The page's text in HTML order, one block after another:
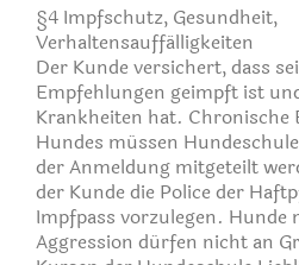
§4 Impfschutz, Gesundheit,
Verhaltensauffälligkeiten
Der Kunde versichert, dass
Empfehlungen geimpft ist
Krankheiten hat. Chronische
Hundes müssen
der Anmeldung mitgeteilt
der Kunde die Police der
Impfpass vorzulegen.
Aggression dürfen nicht an